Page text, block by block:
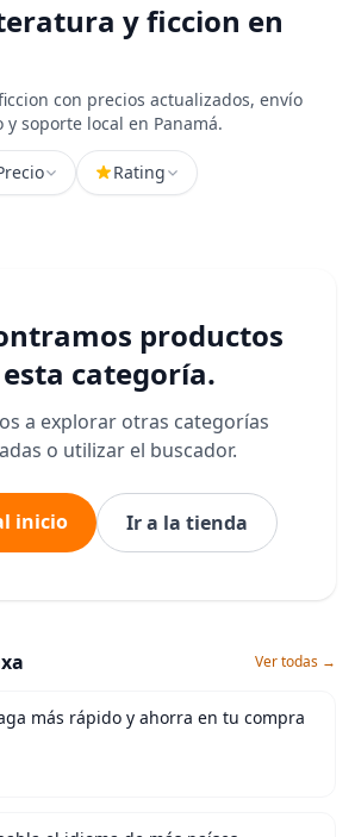
y ficcion en
con precios actualizados, envío
soporte local en Panamá.
Rating
productos
categoría.
a explorar otras categorías
o utilizar el buscador.
inicio Ir a la tienda
Ver todas →
más rápido y ahorra en tu compra